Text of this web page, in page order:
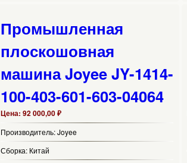
Промышленная
плоскошовная
машина Joyee JY-1414-
100-403-601-603-04064
Цена:92 000,00 ₽
Производитель:Joyee
Сборка: Китай